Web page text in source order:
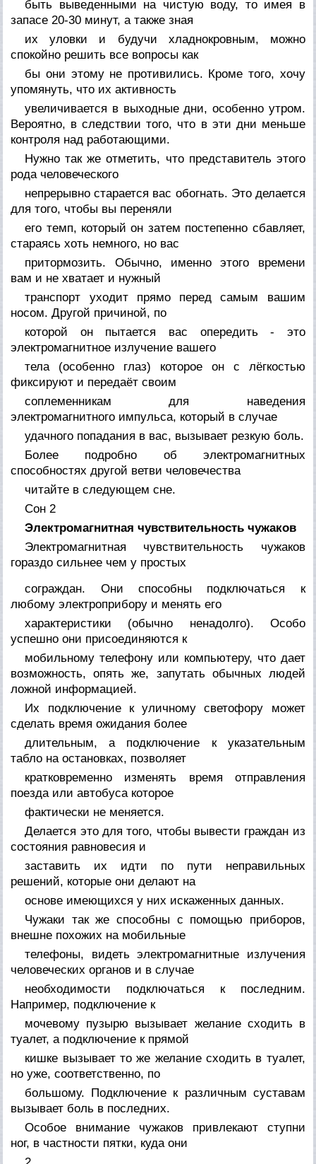
быть выведенными на чистую воду, то имея в
запасе 20-30 минут, а также зная
их уловки и будучи хладнокровным, можно
спокойно решить все вопросы как
бы они этому не противились. Кроме того, хочу
упомянуть, что их активность
увеличивается в выходные дни, особенно утром.
Вероятно, в следствии того, что в эти дни меньше
контроля над работающими.
Нужно так же отметить, что представитель этого
рода человеческого
непрерывно старается вас обогнать. Это делается
для того, чтобы вы переняли
его темп, который он затем постепенно сбавляет,
стараясь хоть немного, но вас
притормозить. Обычно, именно этого времени
вам и не хватает и нужный
транспорт уходит прямо перед самым вашим
носом. Другой причиной, по
которой он пытается вас опередить - это
электромагнитное излучение вашего
тела (особенно глаз) которое он с лёгкостью
фиксируют и передаёт своим
соплеменникам для наведения
электромагнитного импульса, который в случае
удачного попадания в вас, вызывает резкую боль.
Более подробно об электромагнитных
способностях другой ветви человечества
читайте в следующем сне.
Сон 2
Электромагнитная чувствительность чужаков
Электромагнитная чувствительность чужаков
гораздо сильнее чем у простых
сограждан. Они способны подключаться к
любому электроприбору и менять его
характеристики (обычно ненадолго). Особо
успешно они присоединяются к
мобильному телефону или компьютеру, что дает
возможность, опять же, запутать обычных людей
ложной информацией.
Их подключение к уличному светофору может
сделать время ожидания более
длительным, а подключение к указательным
табло на остановках, позволяет
кратковременно изменять время отправления
поезда или автобуса которое
фактически не меняется.
Делается это для того, чтобы вывести граждан из
состояния равновесия и
заставить их идти по пути неправильных
решений, которые они делают на
основе имеющихся у них искаженных данных.
Чужаки так же способны с помощью приборов,
внешне похожих на мобильные
телефоны, видеть электромагнитные излучения
человеческих органов и в случае
необходимости подключаться к последним.
Например, подключение к
мочевому пузырю вызывает желание сходить в
туалет, а подключение к прямой
кишке вызывает то же желание сходить в туалет,
но уже, соответственно, по
большому. Подключение к различным суставам
вызывает боль в последних.
Особое внимание чужаков привлекают ступни
ног, в частности пятки, куда они